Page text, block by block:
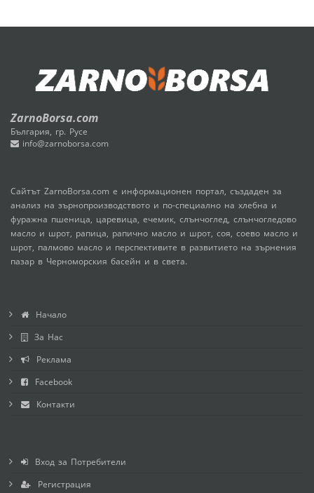
ZarnoBorsa.com
България, гр. Русе
info@zarnoborsa.com
Сайтът ZarnoBorsa.com е информационен портал, създаден за
анализ на зърнопроизводството и по-специално на хлебна и
фуражна пшеница, царевица, ечемик, слънчоглед, слънчогледово
масло и шрот, рапица, рапично масло и шрот, соя, соево масло и
шрот, палмово масло и перспективите в развитието на зърнения
пазар в Черноморския басейн и в света.
Начало
За Нас
Реклама
Facebook
Контакти
Вход за Потребители
Регистрация